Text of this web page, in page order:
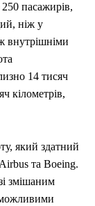
пасажирів,
ніж у
внутрішніми
14 тисяч
кілометрів,
який здатний
та Boeing.
змішаним
можливими